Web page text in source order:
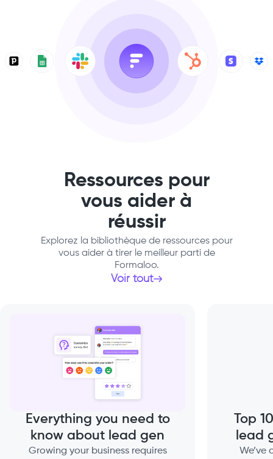
Ressources pour
vous aider à
réussir
Explorez la bibliothèque de ressources pour
vous aider à tirer le meilleur parti de
Formaloo.
Voir tout
Everything you need to
know about lead gen
Growing your business requires
Top
lead